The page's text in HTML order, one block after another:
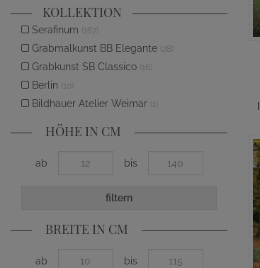
KOLLEKTION
Serafinum (167)
Grabmalkunst BB Elegante (28)
Grabkunst SB Classico (16)
Berlin (10)
Bildhauer Atelier Weimar (1)
HÖHE IN CM
ab bis
filtern
BREITE IN CM
ab bis